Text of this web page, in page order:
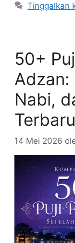
Tinggalkan
50+
Adzan:
Nabi,
14 Mei 2026